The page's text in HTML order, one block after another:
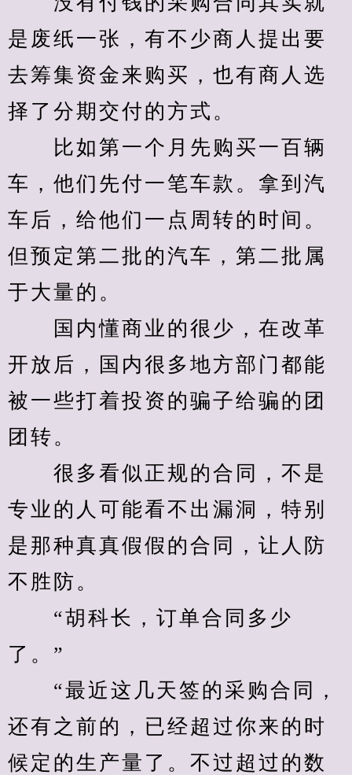
是废纸一张，有不少商人提出要
去筹集资金来购买，也有商人选
择了分期交付的方式。
比如第一个月先购买一百辆
车，他们先付一笔车款。拿到汽
车后，给他们一点周转的时间。
但预定第二批的汽车，第二批属
于大量的。
国内懂商业的很少，在改革
开放后，国内很多地方部门都能
被一些打着投资的骗子给骗的团
团转。
很多看似正规的合同，不是
专业的人可能看不出漏洞，特别
是那种真真假假的合同，让人防
不胜防。
“胡科长，订单合同多少
了。”
“最近这几天签的采购合同，
还有之前的，已经超过你来的时
候定的生产量了。不过超过的数